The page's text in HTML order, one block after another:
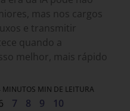
mas nos cargos
e transmitir
quando a
melhor, mais rápido
MINUTOS MIN DE LEITURA
7 8 9 10